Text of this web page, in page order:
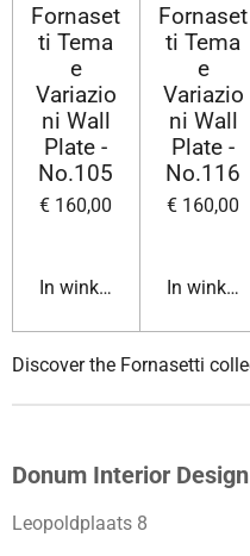
Fornaset
ti Tema
e
Variazio
ni Wall
Plate -
No.105
€ 160,00
In winkelwagen
Fornaset
ti Tema
e
Variazio
ni Wall
Plate -
No.116
€ 160,00
In
Discover the Fornasetti
Donum Interior
Leopoldplaats 8